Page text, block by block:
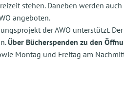
stehen. Daneben werden
angeboten.
der AWO unterstützt.
Über Bücherspenden zu den
Montag und Freitag am